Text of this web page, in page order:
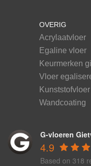
OVERIG
Acrylaatvloer
Egaline vloer
Keurmerken
Vloer
Kunststofvloer
Wandcoating
G-vloeren
4.9
Based on 318